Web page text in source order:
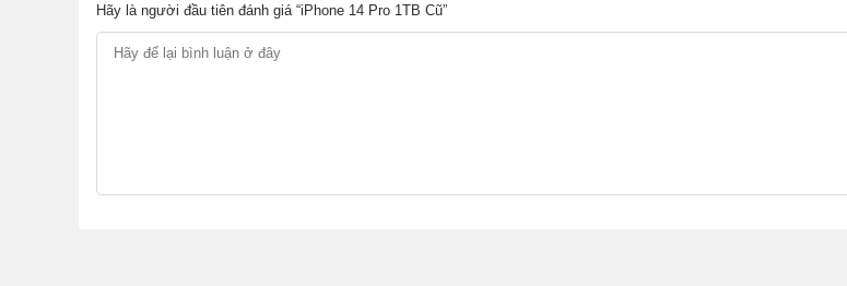
Hãy là người đầu tiên đánh giá “iPhone 14 Pro 1TB Cũ”